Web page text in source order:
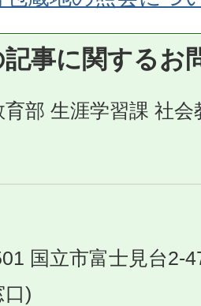
記事に関するお
部 生涯学習課 社会
国立市富士見台2-
口)